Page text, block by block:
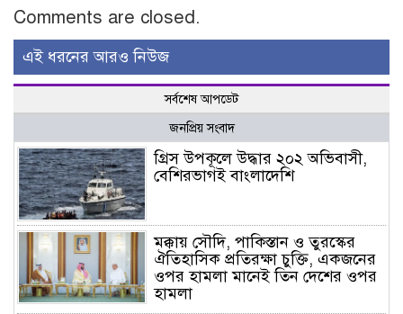
Comments are closed.
এই ধরনের আরও নিউজ
সর্বশেষ আপডেট
জনপ্রিয় সংবাদ
গ্রিস উপকূলে উদ্ধার ২০২ অভিবাসী,
বেশিরভাগই বাংলাদেশি
মক্কায় সৌদি, পাকিস্তান ও তুরস্কের
ঐতিহাসিক প্রতিরক্ষা চুক্তি, একজনের
ওপর হামলা মানেই তিন দেশের ওপর
হামলা